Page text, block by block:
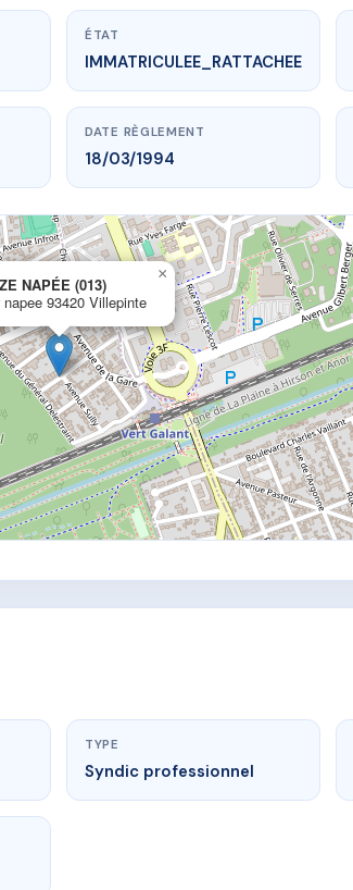
ÉTAT
IMMATRICULEE_RATTACHEE
DATE RÈGLEMENT
18/03/1994
NAPÉE (013)
napee 93420 Villepinte
×
TYPE
Syndic professionnel